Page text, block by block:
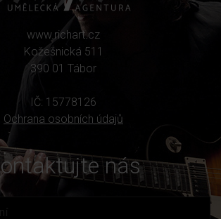
www.richart.cz
Kožešnická 511
390 01 Tábor
IČ: 15778126
Ochrana osobních údajů
nás